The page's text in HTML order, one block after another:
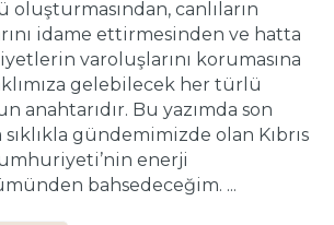
oluşturmasından, canlıların
idame ettirmesinden ve hatta
varoluşlarını korumasına
gelebilecek her türlü
anahtarıdır. Bu yazımda son
sıklıkla gündemimizde olan Kıbrıs
enerji
bahsedeceğim. ...